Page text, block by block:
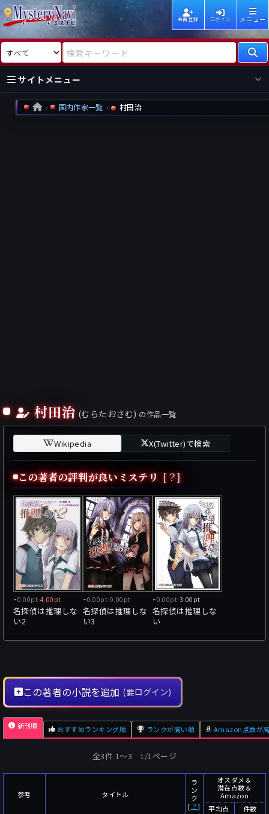
会員登録 ログイン メニュー
検索対象 検索キーワード
サイトメニュー
国内
海外
HOME 国内作家一覧 村田治
村田治 (むらたおさむ) の作品一覧
Wikipedia X(Twitter)で検索
この著者の評判が良いミステリ [？]
-0.00pt-4.00pt
名探偵は推理しな
い2
-0.00pt-0.00pt
名探偵は推理しな
い3
-0.00pt-3.00pt
名探偵は推理しな
い
この著者の小説を追加 (要ログイン)
新刊順 おすすめランキング順 ランクが高い順 Amazon点数が
全3件 1〜3 1/1ページ
参考 タイトル
ラ
ン
ク
[ ？]
オスダメ＆
潜在点数＆
Amazon
平均点
件数